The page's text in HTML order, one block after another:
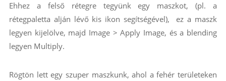
Ehhez a felső rétegre tegyünk egy maszkot, (pl. a
rétegpaletta alján lévő kis ikon segítségével), ez a maszk
legyen kijelölve, majd Image > Apply Image, és a blending
legyen Multiply.
Rögtön lett egy szuper maszkunk, ahol a fehér területeken